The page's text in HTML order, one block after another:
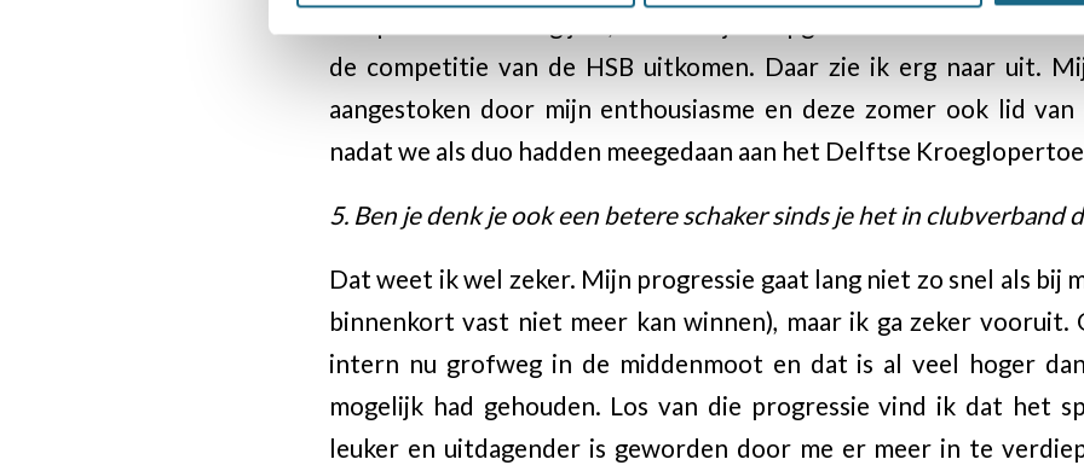
de competitie van de HSB uitkomen. Daar zie ik erg naar uit.
aangestoken door mijn enthousiasme en deze zomer ook lid
nadat we als duo hadden meegedaan aan het Delftse
5. Ben je denk je ook een betere schaker sinds je het in clubverband
Dat weet ik wel zeker. Mijn progressie gaat lang niet zo snel als bij
binnenkort vast niet meer kan winnen), maar ik ga zeker vooruit.
intern nu grofweg in de middenmoot en dat is al veel hoger
mogelijk had gehouden. Los van die progressie vind ik dat het
leuker en uitdagender is geworden door me er meer in te